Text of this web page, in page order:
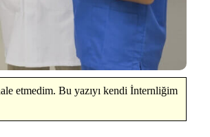
etmedim. Bu yazıyı kendi İnternliğim